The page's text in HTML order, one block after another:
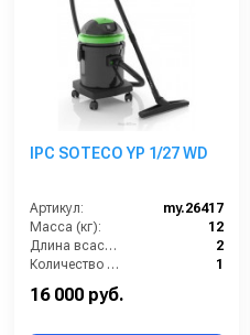
IPC SOTECO YP 1/27 WD
Артикул:
my.26417
Масса (кг):
12
Длина всасывающего шланга (м):
2
Количество турбин (шт):
1
Емкость бака для мусора (л):
16 000 руб.